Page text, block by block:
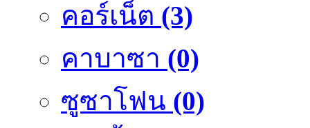
คอร์เน็ต (3)
คาบาซา (0)
ซูซาโฟน (0)